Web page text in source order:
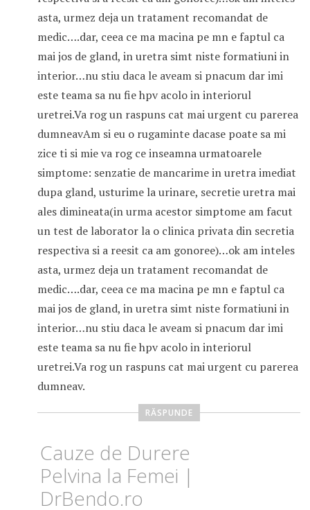
asta, urmez deja un tratament recomandat de
medic….dar, ceea ce ma macina pe mn e faptul ca
mai jos de gland, in uretra simt niste formatiuni in
interior…nu stiu daca le aveam si pnacum dar imi
este teama sa nu fie hpv acolo in interiorul
uretrei.Va rog un raspuns cat mai urgent cu parerea
dumneavAm si eu o rugaminte dacase poate sa mi
zice ti si mie va rog ce inseamna urmatoarele
simptome: senzatie de mancarime in uretra imediat
dupa gland, usturime la urinare, secretie uretra mai
ales dimineata(in urma acestor simptome am facut
un test de laborator la o clinica privata din secretia
respectiva si a reesit ca am gonoree)…ok am inteles
asta, urmez deja un tratament recomandat de
medic….dar, ceea ce ma macina pe mn e faptul ca
mai jos de gland, in uretra simt niste formatiuni in
interior…nu stiu daca le aveam si pnacum dar imi
este teama sa nu fie hpv acolo in interiorul
uretrei.Va rog un raspuns cat mai urgent cu parerea
dumneav.
RĂSPUNDE
Cauze de Durere
Pelvina la Femei |
DrBendo.ro